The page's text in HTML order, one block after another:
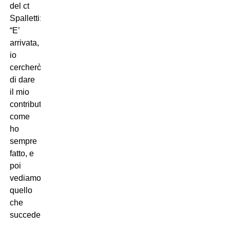
del ct
Spalletti:
“E’
arrivata,
io
cercherò
di dare
il mio
contributo,
come
ho
sempre
fatto, e
poi
vediamo
quello
che
succederà”.